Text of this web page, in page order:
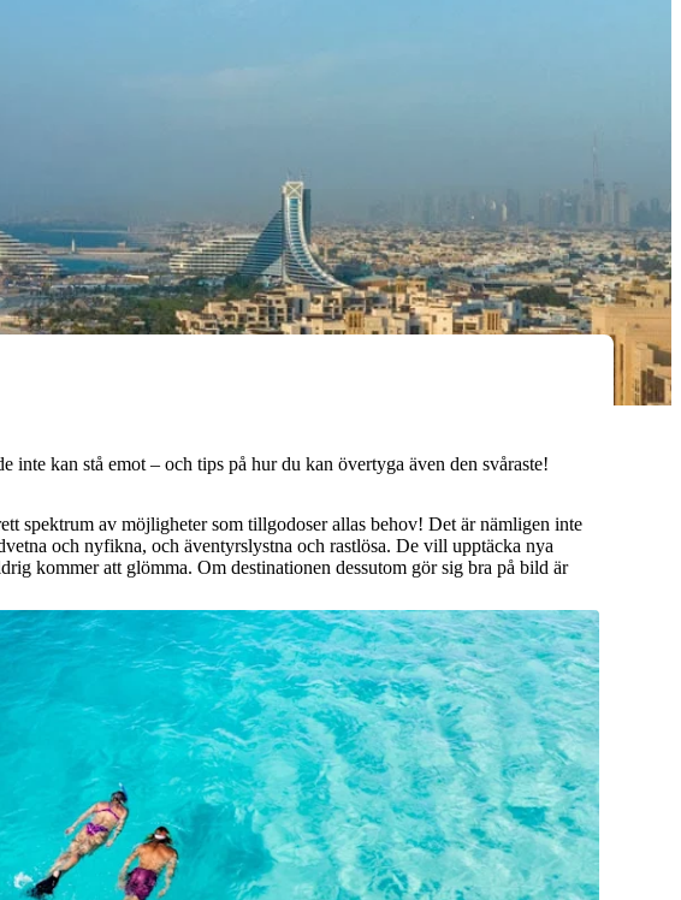
kan stå emot – och tips på hur du kan övertyga även den svåraste!
spektrum av möjligheter som tillgodoser allas behov! Det är nämligen inte
och nyfikna, och äventyrslystna och rastlösa. De vill upptäcka nya
kommer att glömma. Om destinationen dessutom gör sig bra på bild är